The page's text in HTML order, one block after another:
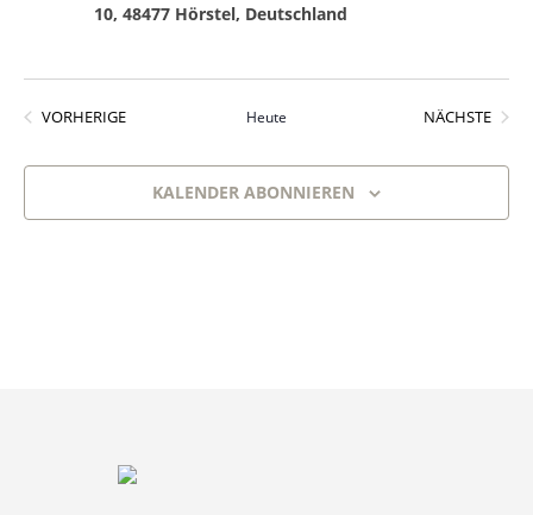
10, 48477 Hörstel, Deutschland
VORHERIGEVERANSTALTUNGENHeute NÄCHSTE
KALENDER ABONNIEREN